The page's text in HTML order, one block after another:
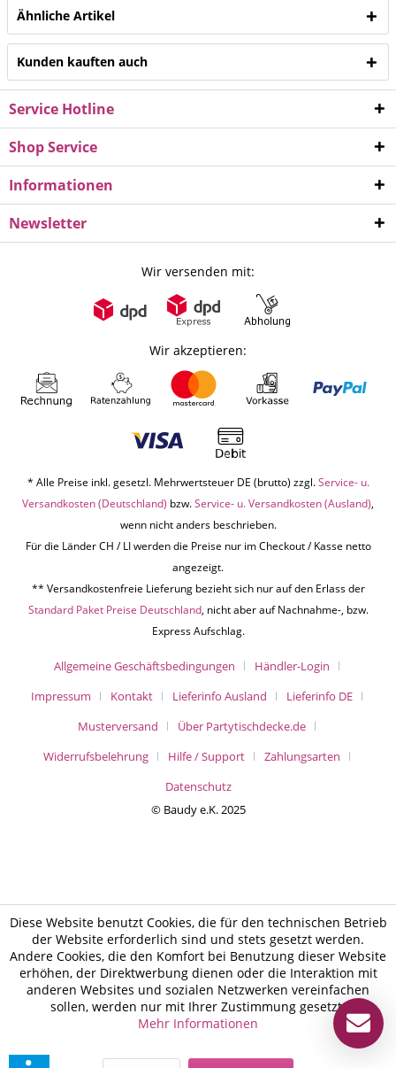
Ähnliche Artikel
Kunden kauften auch
Service Hotline
Shop Service
Informationen
Newsletter
Wir versenden mit:
Wir akzeptieren:
* Alle Preise inkl. gesetzl. Mehrwertsteuer DE (brutto) zzgl.Service- u.
Versandkosten (Deutschland) bzw.Service- u. Versandkosten (Ausland),
wenn nicht anders beschrieben.
Für die Länder CH / LI werden die Preise nur im Checkout / Kasse netto
angezeigt.
** Versandkostenfreie Lieferung bezieht sich nur auf den Erlass der
Standard Paket Preise Deutschland, nicht aber auf Nachnahme-, bzw.
Express Aufschlag.
Allgemeine Geschäftsbedingungen
Händler-Login
Impressum
Kontakt Lieferinfo Ausland
Lieferinfo DE
Musterversand
Über Partytischdecke.de
Widerrufsbelehrung
Hilfe / Support
Zahlungsarten
Datenschutz
© Baudy e.K. 2025
Diese Website benutzt Cookies, die für den technischen Betrieb
der Website erforderlich sind und stets gesetzt werden.
Andere Cookies, die den Komfort bei Benutzung dieser Website
erhöhen, der Direktwerbung dienen oder die Interaktion mit
anderen Websites und sozialen Netzwerken vereinfachen
sollen, werden nur mit Ihrer Zustimmung gesetzt.
Mehr Informationen